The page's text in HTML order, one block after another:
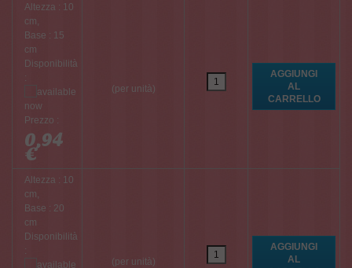
Altezza : 10
cm,
Base : 15
cm
Disponibilità
:
Prezzo :
0,94
€
(per unità)
Altezza : 10
cm,
Base : 20
cm
Disponibilità
:
(per unità)